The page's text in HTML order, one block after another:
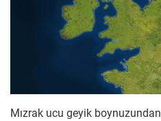
Mızrak ucu geyik